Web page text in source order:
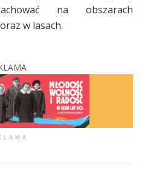
na obszarach
w lasach.